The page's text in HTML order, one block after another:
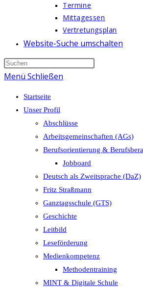
Termine
Mittagessen
Vertretungsplan
Website-Suche umschalten
Menü Schließen
Startseite
Unser Profil
Abschlüsse
Arbeitsgemeinschaften (AGs)
Berufsorientierung &
Jobboard
Deutsch als Zweitsprache (DaZ)
Fritz Straßmann
Ganztagsschule (GTS)
Geschichte
Leitbild
Leseförderung
Medienkompetenz
Methodentraining
MINT & Digitale Schule